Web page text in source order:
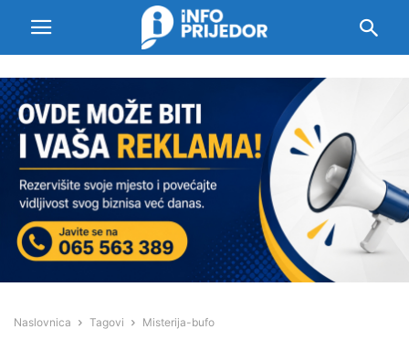
Naslovnica Tagovi Misterija-bufo